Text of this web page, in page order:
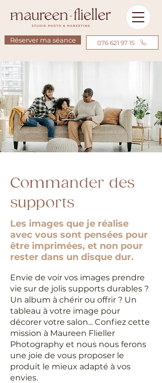
076 621 97 15
Réserver ma séance
Commander des
supports
Les images que je réalise
avec vous sont pensées pour
être imprimées, et non pour
rester dans un disque dur.
Envie de voir vos images prendre
vie sur de jolis supports durables ?
Un album à chérir ou offrir ? Un
tableau à votre image pour
décorer votre salon... Confiez cette
mission à Maureen Flieller
Photography et nous nous ferons
une joie de vous proposer le
produit le mieux adapté à vos
envies.